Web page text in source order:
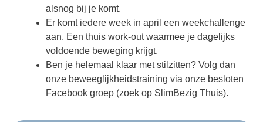
alsnog bij je komt.
Er komt iedere week in april een weekchallenge
aan. Een thuis work-out waarmee je dagelijks
voldoende beweging krijgt.
Ben je helemaal klaar met stilzitten? Volg dan
onze beweeglijkheidstraining via onze besloten
Facebook groep (zoek op SlimBezig Thuis).